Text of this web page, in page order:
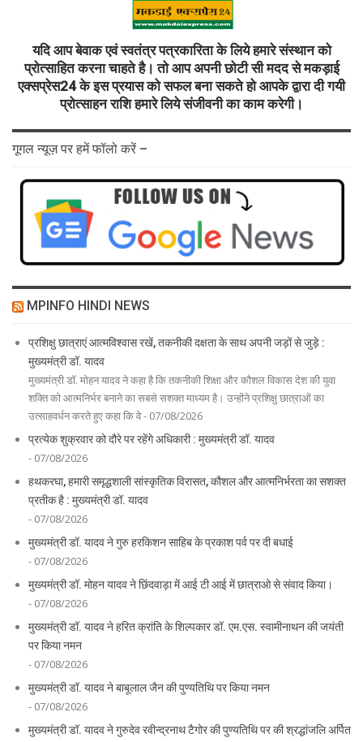
यदि आप बेवाक एवं स्वतंत्र पत्रकारिता के लिये हमारे संस्थान को
प्रोत्साहित करना चाहते है। तो आप अपनी छोटी सी मदद से मकड़ाई
एक्सप्रेस24 के इस प्रयास को सफल बना सकते हो आपके द्वारा दी गयी
प्रोत्साहन राशि हमारे लिये संजीवनी का काम करेगी।
गूगल न्यूज़ पर हमें फॉलो करें –
MPINFO HINDI NEWS
प्रशिक्षु छात्राएं आत्मविश्वास रखें, तकनीकी दक्षता के साथ अपनी जड़ों से जुड़े :
मुख्यमंत्री डॉ. यादव
मुख्यमंत्री डॉ. मोहन यादव ने कहा है कि तकनीकी शिक्षा और कौशल विकास देश की युवा
शक्ति को आत्मनिर्भर बनाने का सबसे सशक्त माध्यम है। उन्होंने प्रशिक्षु छात्राओं का
उत्साहवर्धन करते हुए कहा कि वे - 07/08/2026
प्रत्येक शुक्रवार को दौरे पर रहेंगे अधिकारी : मुख्यमंत्री डॉ. यादव
- 07/08/2026
हथकरघा, हमारी समृद्धशाली सांस्कृतिक विरासत, कौशल और आत्मनिर्भरता का सशक्त
प्रतीक है : मुख्यमंत्री डॉ. यादव
- 07/08/2026
मुख्यमंत्री डॉ. यादव ने गुरु हरकिशन साहिब के प्रकाश पर्व पर दी बधाई
- 07/08/2026
मुख्यमंत्री डॉ. मोहन यादव ने छिंदवाड़ा में आई टी आई में छात्राओ से संवाद किया।
- 07/08/2026
मुख्यमंत्री डॉ. यादव ने हरित क्रांति के शिल्पकार डॉ. एम.एस. स्वामीनाथन की जयंती
पर किया नमन
- 07/08/2026
मुख्यमंत्री डॉ. यादव ने बाबूलाल जैन की पुण्यतिथि पर किया नमन
- 07/08/2026
मुख्यमंत्री डॉ. यादव ने गुरुदेव रवीन्द्रनाथ टैगोर की पुण्यतिथि पर की श्रद्धांजलि अर्पित